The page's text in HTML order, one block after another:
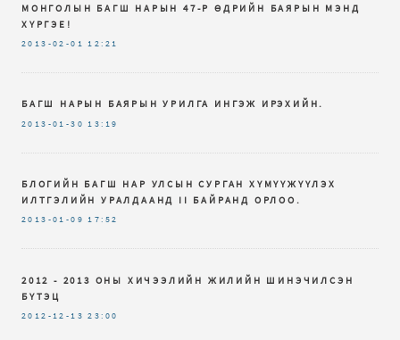
МОНГОЛЫН БАГШ НАРЫН 47-Р ӨДРИЙН БАЯРЫН МЭНД
ХҮРГЭЕ!
2013-02-01 12:21
БАГШ НАРЫН БАЯРЫН УРИЛГА ИНГЭЖ ИРЭХИЙН.
2013-01-30 13:19
БЛОГИЙН БАГШ НАР УЛСЫН СУРГАН ХҮМҮҮЖҮҮЛЭХ
ИЛТГЭЛИЙН УРАЛДААНД II БАЙРАНД ОРЛОО.
2013-01-09 17:52
2012 - 2013 ОНЫ ХИЧЭЭЛИЙН ЖИЛИЙН ШИНЭЧИЛСЭН
БҮТЭЦ
2012-12-13 23:00